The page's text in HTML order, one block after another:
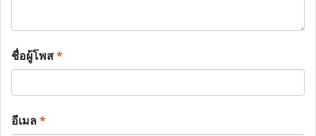
ชื่อผู้โพส*
อีเมล*